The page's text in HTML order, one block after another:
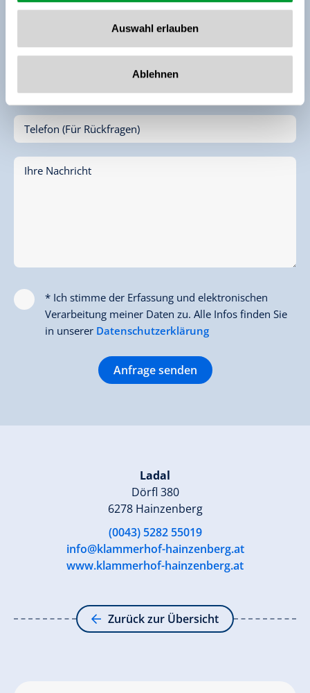
Auswahl erlauben
Ablehnen
Vorname*
Name*
Telefon (Für Rückfragen)
Ihre Nachricht
* Ich stimme der Erfassung und elektronischen
Verarbeitung meiner Daten zu. Alle Infos finden Sie
in unserer Datenschutzerklärung
Anfrage senden
Ladal
Dörfl 380
6278 Hainzenberg
(0043) 5282 55019
info@klammerhof-hainzenberg.at
www.klammerhof-hainzenberg.at
Zurück zur Übersicht